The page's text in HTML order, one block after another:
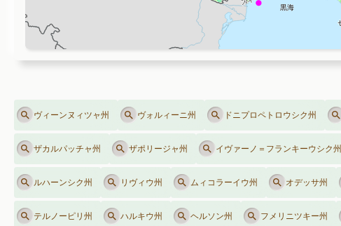
ヴィーンヌィツャ州 ヴォルィーニ州 ドニプロペトロウシク州
ザカルパッチャ州 ザポリージャ州 イヴァーノ＝フランキーウシク州
ルハーンシク州 リヴィウ州 ムィコラーイウ州 オデッサ州
テルノーピリ州 ハルキウ州 ヘルソン州 フメリニツキー州